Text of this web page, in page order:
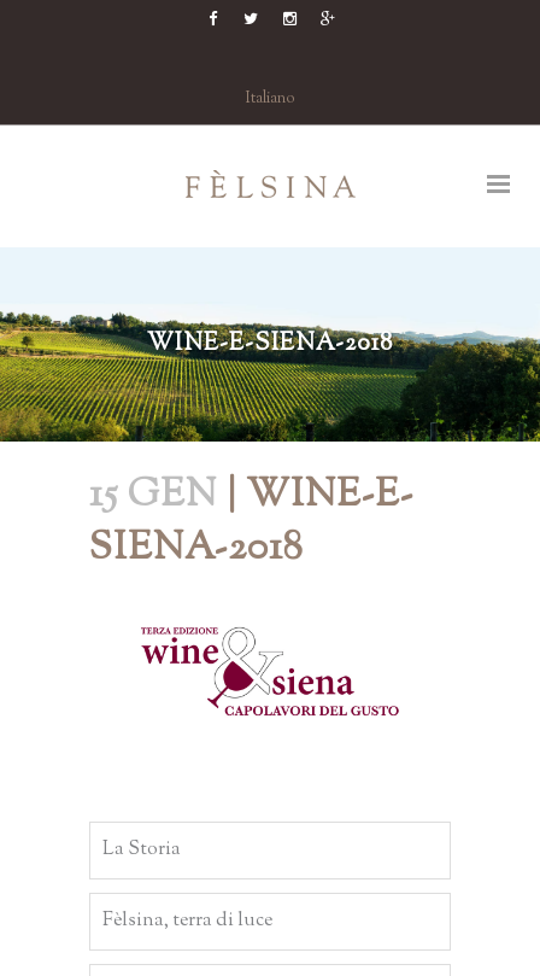
Italiano
WINE-E-SIENA-2018
15 GEN | WINE-E-
SIENA-2018
La Storia
Fèlsina, terra di luce